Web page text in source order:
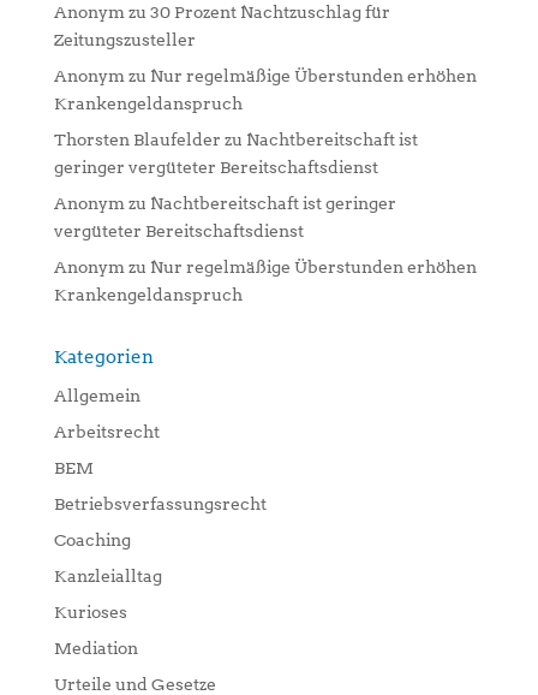
Anonym zu 30 Prozent Nachtzuschlag für
Zeitungszusteller
Anonym zu Nur regelmäßige Überstunden erhöhen
Krankengeldanspruch
Thorsten Blaufelder zu Nachtbereitschaft ist
geringer vergüteter Bereitschaftsdienst
Anonym zu Nachtbereitschaft ist geringer
vergüteter Bereitschaftsdienst
Anonym zu Nur regelmäßige Überstunden erhöhen
Krankengeldanspruch
Kategorien
Allgemein
Arbeitsrecht
BEM
Betriebsverfassungsrecht
Coaching
Kanzleialltag
Kurioses
Mediation
Urteile und Gesetze